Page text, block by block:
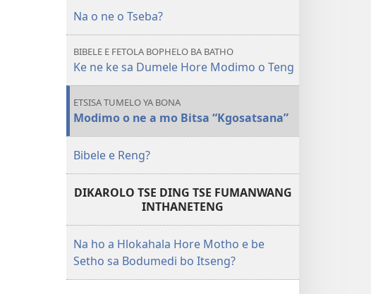
Na o ne o Tseba?
BIBELE E FETOLA BOPHELO BA BATHO
Ke ne ke sa Dumele Hore Modimo o Teng
ETSISA TUMELO YA BONA
Modimo o ne a mo Bitsa “Kgosatsana”
Bibele e Reng?
DIKAROLO TSE DING TSE FUMANWANG
INTHANETENG
Na ho a Hlokahala Hore Motho e be
Setho sa Bodumedi bo Itseng?